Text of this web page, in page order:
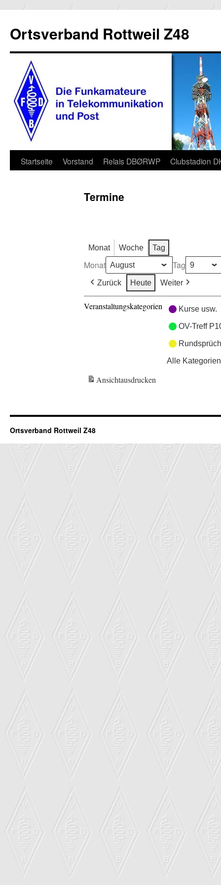
Ortsverband Rottweil Z48
Zum
Startseite Vorstand Relais DBØRWP Clubstadion
Termine
Monat Woche Tag
Monat Tag
Zurück Heute Weiter
Veranstaltungskategorien Kurse usw.
OV-Treff
Alle Kategorien
Ansichtausdrucken
Ortsverband Rottweil Z48